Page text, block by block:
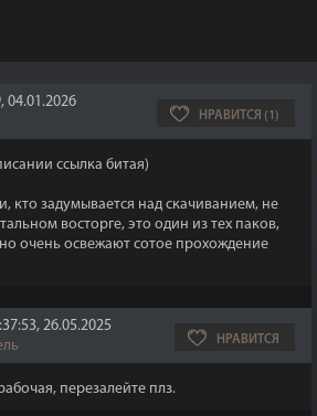
04.01.2026
НРАВИТСЯ (1)
ссылка битая)
кто задумывается над скачиванием, не
восторге, это один из тех паков,
очень освежают сотое прохождение
26.05.2025
НРАВИТСЯ
перезалейте плз.